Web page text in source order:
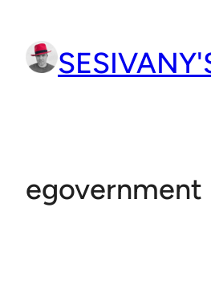
obsah
egovernment